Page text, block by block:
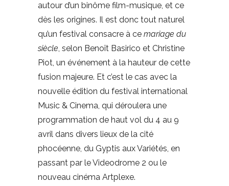
autour d’un binôme film-musique, et ce
dès les origines. Il est donc tout naturel
qu’un festival consacre à ce mariage du
siècle, selon Benoît Basirico et Christine
Piot, un événement à la hauteur de cette
fusion majeure. Et c’est le cas avec la
nouvelle édition du festival international
Music & Cinema, qui déroulera une
programmation de haut vol du 4 au 9
avril dans divers lieux de la cité
phocéenne, du Gyptis aux Variétés, en
passant par le Videodrome 2 ou le
nouveau cinéma Artplexe.